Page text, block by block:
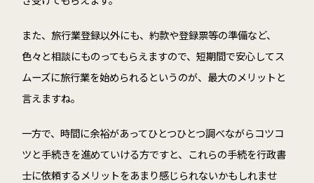
また、旅行業登録以外にも、約款や登録票等の準備など、
色々と相談にものってもらえますので、短期間で安心してス
ムーズに旅行業を始められるというのが、最大のメリットと
言えますね。
一方で、時間に余裕があってひとつひとつ調べながらコツコ
ツと手続きを進めていける方ですと、これらの手続を行政書
士に依頼するメリットをあまり感じられないかもしれませ